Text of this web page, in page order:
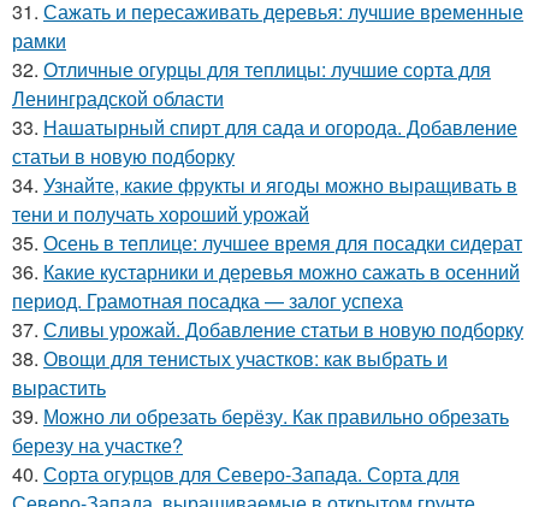
31. Сажать и пересаживать деревья: лучшие временные
рамки
32. Отличные огурцы для теплицы: лучшие сорта для
Ленинградской области
33. Нашатырный спирт для сада и огорода. Добавление
статьи в новую подборку
34. Узнайте, какие фрукты и ягоды можно выращивать в
тени и получать хороший урожай
35. Осень в теплице: лучшее время для посадки сидерат
36. Какие кустарники и деревья можно сажать в осенний
период. Грамотная посадка — залог успеха
37. Сливы урожай. Добавление статьи в новую подборку
38. Овощи для тенистых участков: как выбрать и
вырастить
39. Можно ли обрезать берёзу. Как правильно обрезать
березу на участке?
40. Сорта огурцов для Северо-Запада. Сорта для